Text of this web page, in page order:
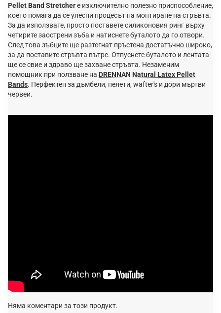
Pellet Band Stretcherе изключително полезно приспособление,
което помага да се улесни процесът на монтиране на стръвта.
За да използвате, просто поставете силиконовия ринг върху
четирите заострени зъба и натиснете буталото да го отвори.
След това зъбците ще разтегнат пръстена достатъчно широко,
за да поставите стръвта вътре. Отпуснете буталото и лентата
ще се свие и здраво ще захване стръвта. Незаменим
помощник при ползване на DRENNAN Natural Latex Pellet
Bands. Перфектен за дъмбели, пелети, wafter's и дори мъртви
червеи.
Няма коментари за този продукт.